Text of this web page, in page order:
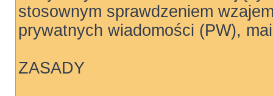
stosownym sprawdzeniem
prywatnych wiadomości (PW),
ZASADY